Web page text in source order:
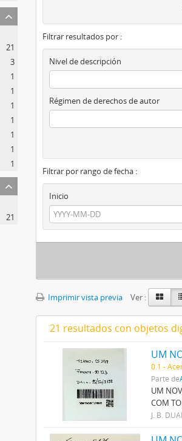
21
3
1
1
1
1
1
1
1
21
Filtrar resultados por :
Nivel de descripción
Régimen de derechos de autor
Filtrar por rango de fecha :
Inicio
Imprimir vista previa Ver :
21 resultados con objetos
0.1 -
Parte de
UM
COM
J. B.